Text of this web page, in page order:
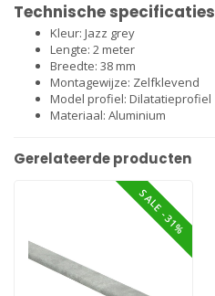
Technische specificaties
Kleur: Jazz grey
Lengte: 2 meter
Breedte: 38 mm
Montagewijze: Zelfklevend
Model profiel: Dilatatieprofiel
Materiaal: Aluminium
Gerelateerde producten
SALE -31%